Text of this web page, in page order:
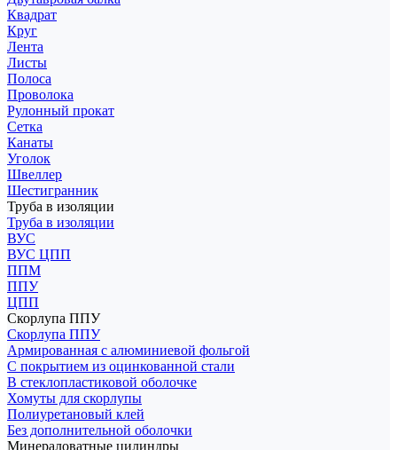
Квадрат
Круг
Лента
Листы
Полоса
Проволока
Рулонный прокат
Сетка
Канаты
Уголок
Швеллер
Шестигранник
Труба в изоляции
Труба в изоляции
ВУС
ВУС ЦПП
ППМ
ППУ
ЦПП
Скорлупа ППУ
Скорлупа ППУ
Армированная с алюминиевой фольгой
С покрытием из оцинкованной стали
В стеклопластиковой оболочке
Хомуты для скорлупы
Полиуретановый клей
Без дополнительной оболочки
Минераловатные цилиндры